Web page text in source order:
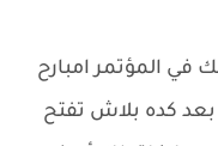
في المؤتمر امبارح
كده بلاش تفتح